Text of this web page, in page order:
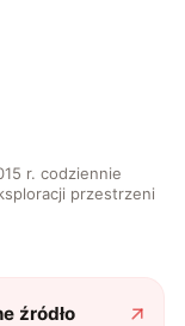
r. codziennie
przestrzeni
źródło